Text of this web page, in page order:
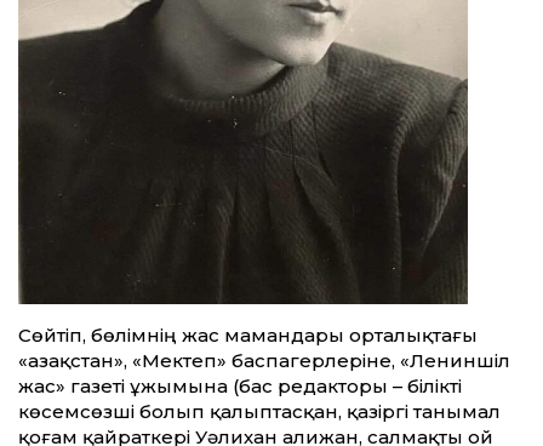
Сөйтіп, бөлімнің жас мамандары орталықтағы
«Қазақ­стан», «Мектеп» баспагерлеріне, «Лениншіл
жас» газеті ұжымына (бас редакторы – білікті
көсемсөзші болып қалыптасқан, қазіргі танымал
қоғам қайраткері Уәлихан Қалижан, салмақты ой